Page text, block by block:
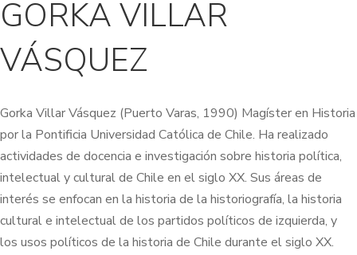
GORKA VILLAR
VÁSQUEZ
Gorka Villar Vásquez (Puerto Varas, 1990) Magíster en Historia
por la Pontificia Universidad Católica de Chile. Ha realizado
actividades de docencia e investigación sobre historia política,
intelectual y cultural de Chile en el siglo XX. Sus áreas de
interés se enfocan en la historia de la historiografía, la historia
cultural e intelectual de los partidos políticos de izquierda, y
los usos políticos de la historia de Chile durante el siglo XX.